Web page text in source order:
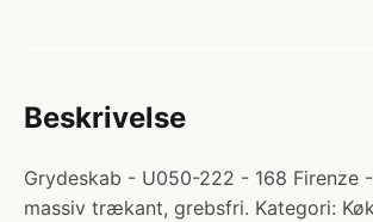
Beskrivelse
Grydeskab - U050-222 - 168 Firenze
massiv trækant, grebsfri. Kategori: